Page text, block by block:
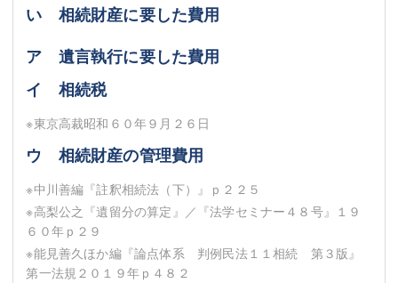
い 相続財産に要した費用
ア 遺言執行に要した費用
イ 相続税
※東京高裁昭和６０年９月２６日
ウ 相続財産の管理費用
※中川善編『註釈相続法（下）』ｐ２２５
※高梨公之『遺留分の算定』／『法学セミナー４８号』１９
６０年ｐ２９
※能見善久ほか編『論点体系 判例民法１１相続 第３版』
第一法規２０１９年ｐ４８２